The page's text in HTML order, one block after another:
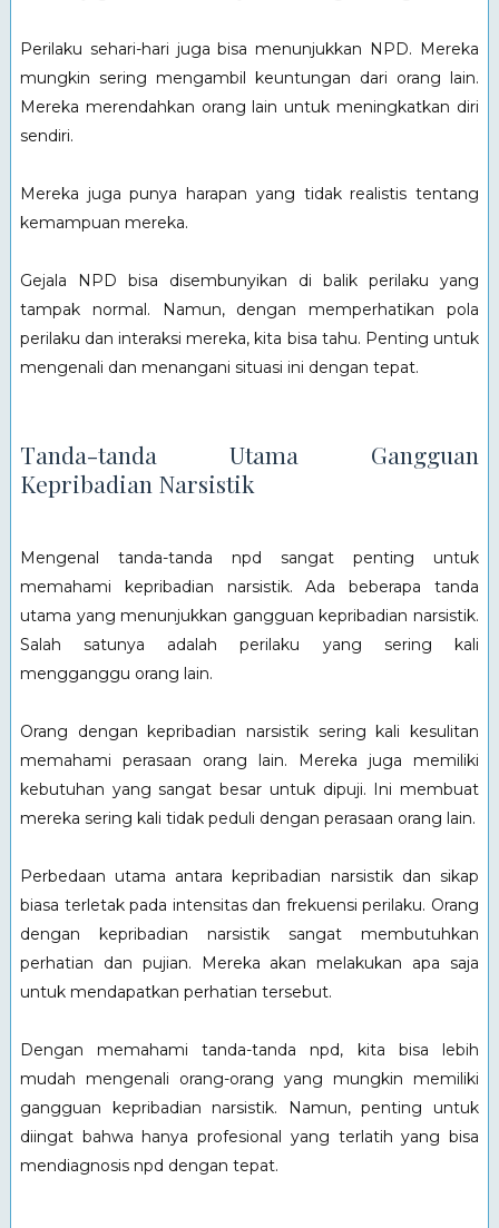
Perilaku sehari-hari juga bisa menunjukkan NPD. Mereka
mungkin sering mengambil keuntungan dari orang lain.
Mereka merendahkan orang lain untuk meningkatkan diri
sendiri.
Mereka juga punya harapan yang tidak realistis tentang
kemampuan mereka.
Gejala NPD bisa disembunyikan di balik perilaku yang
tampak normal. Namun, dengan memperhatikan pola
perilaku dan interaksi mereka, kita bisa tahu. Penting untuk
mengenali dan menangani situasi ini dengan tepat.
Tanda-tanda Utama Gangguan
Kepribadian Narsistik
Mengenal tanda-tanda npd sangat penting untuk
memahami kepribadian narsistik. Ada beberapa tanda
utama yang menunjukkan gangguan kepribadian narsistik.
Salah satunya adalah perilaku yang sering kali
mengganggu orang lain.
Orang dengan kepribadian narsistik sering kali kesulitan
memahami perasaan orang lain. Mereka juga memiliki
kebutuhan yang sangat besar untuk dipuji. Ini membuat
mereka sering kali tidak peduli dengan perasaan orang lain.
Perbedaan utama antara kepribadian narsistik dan sikap
biasa terletak pada intensitas dan frekuensi perilaku. Orang
dengan kepribadian narsistik sangat membutuhkan
perhatian dan pujian. Mereka akan melakukan apa saja
untuk mendapatkan perhatian tersebut.
Dengan memahami tanda-tanda npd, kita bisa lebih
mudah mengenali orang-orang yang mungkin memiliki
gangguan kepribadian narsistik. Namun, penting untuk
diingat bahwa hanya profesional yang terlatih yang bisa
mendiagnosis npd dengan tepat.